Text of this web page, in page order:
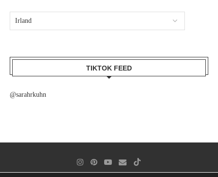
TIKTOK FEED
@sarahrkuhn